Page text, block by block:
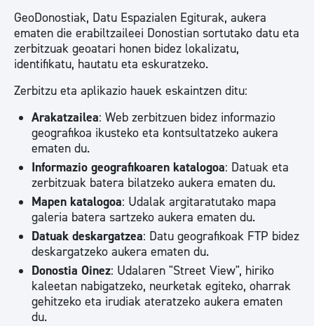
GeoDonostiak, Datu Espazialen Egiturak, aukera
ematen die erabiltzaileei Donostian sortutako datu eta
zerbitzuak geoatari honen bidez lokalizatu,
identifikatu, hautatu eta eskuratzeko.
Zerbitzu eta aplikazio hauek eskaintzen ditu:
Arakatzailea: Web zerbitzuen bidez informazio
geografikoa ikusteko eta kontsultatzeko aukera
ematen du.
Informazio geografikoaren katalogoa: Datuak eta
zerbitzuak batera bilatzeko aukera ematen du.
Mapen katalogoa: Udalak argitaratutako mapa
galeria batera sartzeko aukera ematen du.
Datuak deskargatzea: Datu geografikoak FTP bidez
deskargatzeko aukera ematen du.
Donostia Oinez: Udalaren "Street View", hiriko
kaleetan nabigatzeko, neurketak egiteko, oharrak
gehitzeko eta irudiak ateratzeko aukera ematen
du.